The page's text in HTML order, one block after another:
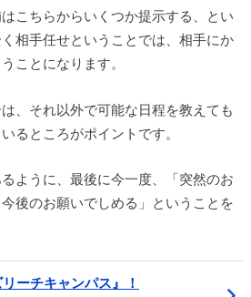
こちらからいくつか提示する、とい
相手任せということでは、相手にか
ことになります。
、それ以外で可能な日程を教えても
るところがポイントです。
ように、最後に今一度、「突然のお
後のお願いでしめる」ということを
ーチキャンパス』！